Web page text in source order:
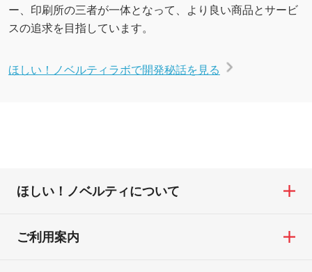
ー、印刷所の三者が一体となって、より良い商品とサービ
スの追求を目指しています。
ほしい！ノベルティラボで開発秘話を見る
ほしい！ノベルティについて
ご利用案内